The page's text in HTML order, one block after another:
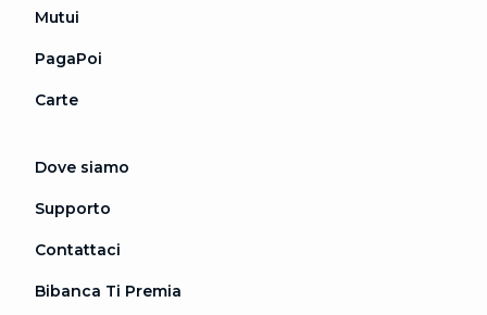
Mutui
PagaPoi
Carte
Dove siamo
Supporto
Contattaci
Bibanca Ti Premia